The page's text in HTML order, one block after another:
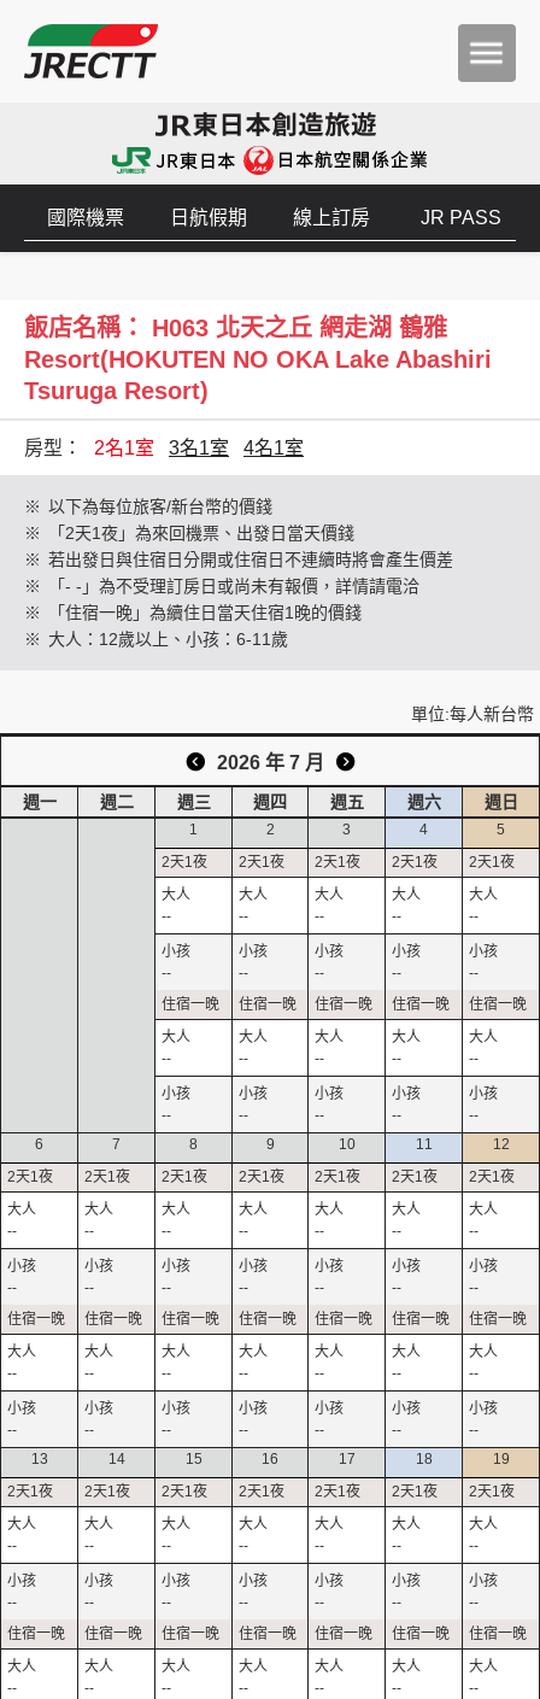
創造旅遊
國際機票 日航假期 線上訂房 JR PASS
飯店名稱： H063 北天之丘 網走湖 鶴雅
Resort(HOKUTEN NO OKA Lake Abashiri
Tsuruga Resort)
房型： 2名1室 3名1室 4名1室
※ 以下為每位旅客/新台幣的價錢
※
「2天1夜」為來回機票、出發日當天價錢
※ 若出發日與住宿日分開或住宿日不連續時將會產生價差
※
「- -」為不受理訂房日或尚未有報價，詳情請電洽
※
「住宿一晚」為續住日當天住宿1晚的價錢
※ 大人：12歲以上、小孩：6-11歲
單位:每人新台幣
2026 年 7 月
週一 週二 週三 週四 週五 週六 週日
1
--
--
--
--
2
--
--
--
--
3
--
--
--
--
4
--
--
--
--
5
--
--
--
--
6
--
--
--
--
7
--
--
--
--
8
--
--
--
--
9
--
--
--
--
10
--
--
--
--
11
--
--
--
--
12
--
--
--
--
13
--
--
--
14
--
--
--
15
--
--
--
16
--
--
--
17
--
--
--
18
--
--
--
19
--
--
--